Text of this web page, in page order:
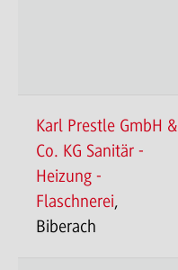
Karl Prestle GmbH &
Co. KG Sanitär -
Heizung -
Flaschnerei,
Biberach